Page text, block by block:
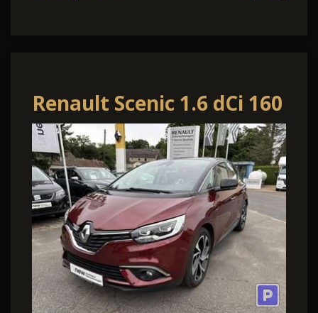
Renault Scenic 1.6 dCi 160
Energy BOSE-Edition